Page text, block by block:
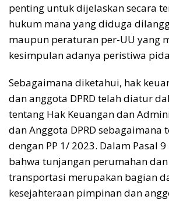
penting untuk dijelaskan secara
hukum mana yang diduga
maupun peraturan per-UU yang
kesimpulan adanya peristiwa
Sebagaimana diketahui, hak
dan anggota DPRD telah diatur
tentang Hak Keuangan dan
dan Anggota DPRD sebagaimana
dengan PP 1/ 2023. Dalam Pasal
bahwa tunjangan perumahan
transportasi merupakan bagian
kesejahteraan pimpinan dan